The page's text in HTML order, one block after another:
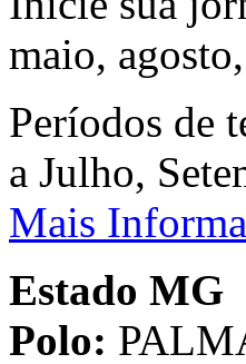
maio,
Períodos de
a Julho,
Mais
Estado MG
Polo: